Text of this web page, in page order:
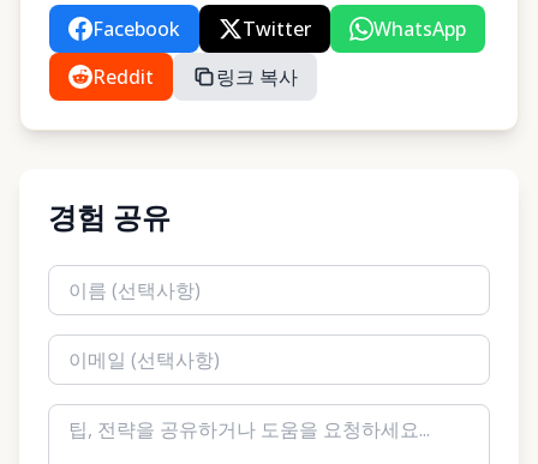
Facebook Twitter
WhatsApp
Reddit
링크 복사
경험 공유